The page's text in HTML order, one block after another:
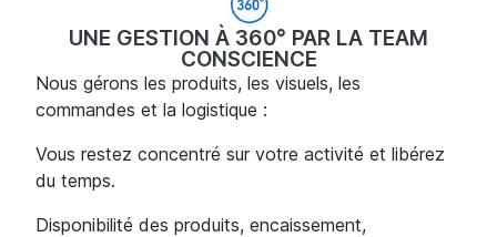
UNE GESTION À 360° PAR LA TEAM
CONSCIENCE
Nous gérons les produits, les visuels, les
commandes et la logistique :
Vous restez concentré sur votre activité et libérez
du temps.
Disponibilité des produits, encaissement,